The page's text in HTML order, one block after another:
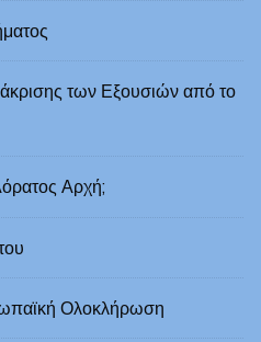
των Εξουσιών από το
Αρχή;
Ολοκλήρωση